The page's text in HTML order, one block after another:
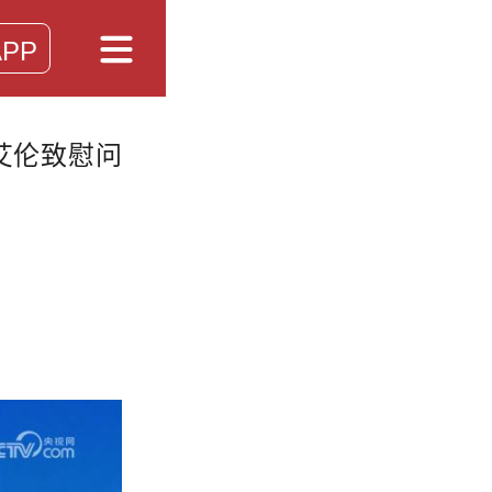
伦致慰问